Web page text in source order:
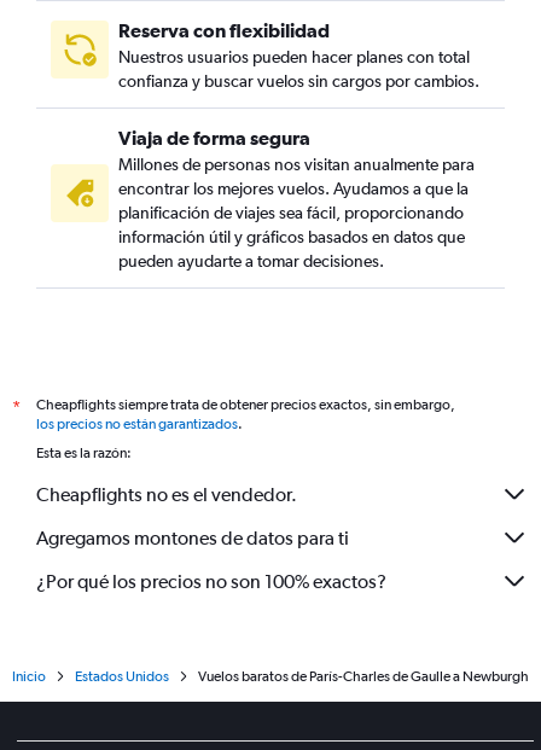
Reserva con flexibilidad
Nuestros usuarios pueden hacer planes con total
confianza y buscar vuelos sin cargos por cambios.
Viaja de forma segura
Millones de personas nos visitan anualmente para
encontrar los mejores vuelos. Ayudamos a que la
planificación de viajes sea fácil, proporcionando
información útil y gráficos basados en datos que
pueden ayudarte a tomar decisiones.
*
Cheapflights siempre trata de obtener precios exactos, sin embargo,
los precios no están garantizados.
Esta es la razón:
Cheapflights no es el vendedor.
Agregamos montones de datos para ti
¿Por qué los precios no son 100% exactos?
Inicio Estados Unidos Vuelos baratos de París-Charles de Gaulle a Newburgh